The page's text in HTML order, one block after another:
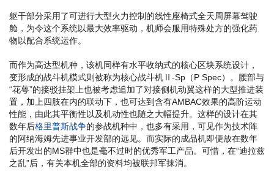
躯干部分采用了可进行大型火力控制的线性座椅式全天周屏幕驾驶
舱，为令这个系统以最大效率驱动，机师会服用特殊处方的强化药
物以配合系统运作。
而作为高达型机种，该机同样有水平收纳式的核心区块系统设计，
变形成的战斗机模式则被称为核心战斗机Ⅱ-Sp（P Spec）。腰部与
“花萼”的接驳挂架上也被考虑追加了对接侧机动翼这样的大型推进装
置，加上四肢在内的联动下，也可达到含有AMBAC效果的高阶运动
性能，由此其平衡性以及机动性也随之大幅提升。这样的设计在其
数年后格里普斯战争的参战机种中，也多有采用，可见作为技术阵
的阿纳海姆先进事业开发部的远见。而实际的成品机即便放在数年
后开发出的MS群中也是毫不过时的优秀军工产品。可惜，在“迪拉兹
之乱”后，有关本机全部的资料均被联邦军抹消。